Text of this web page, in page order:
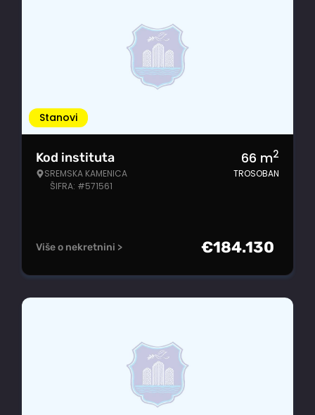
Stanovi
Kod instituta
SREMSKA KAMENICA
ŠIFRA: #571561
66 m2
TROSOBAN
Više o nekretnini > €184.130